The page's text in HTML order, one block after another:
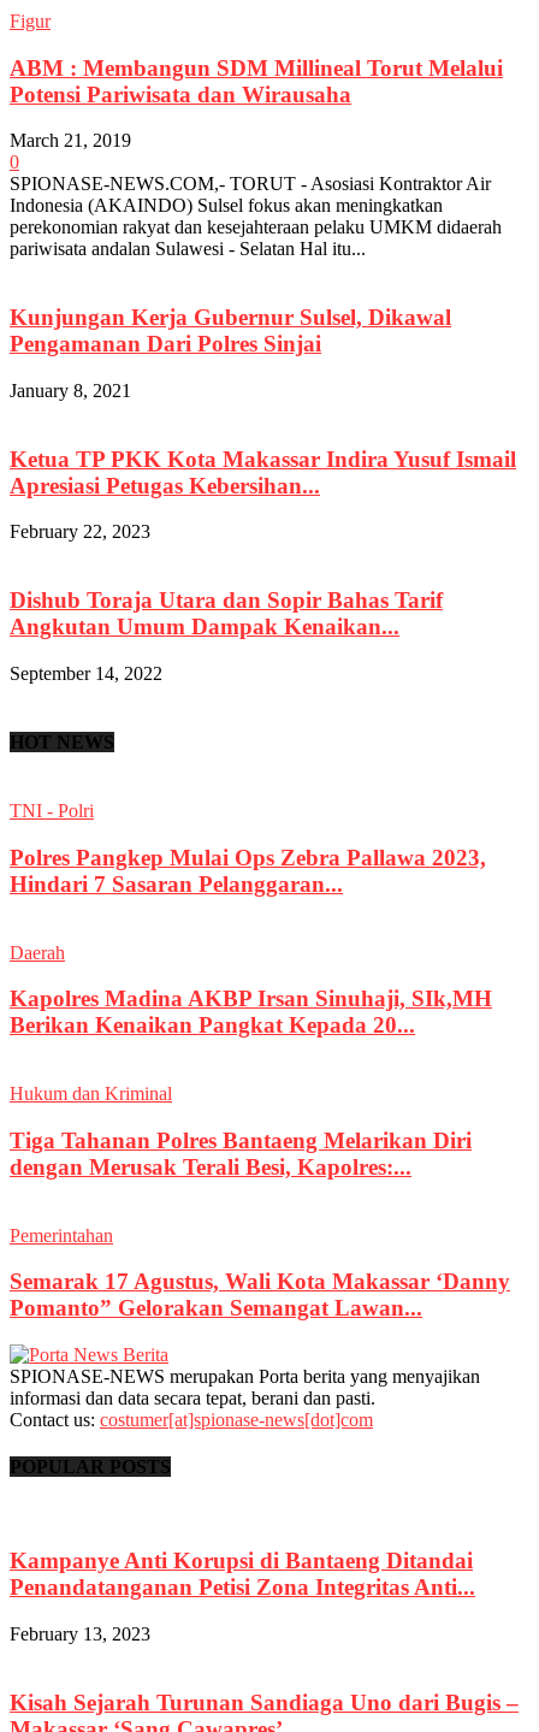
Figur
ABM : Membangun SDM Millineal Torut Melalui
Potensi Pariwisata dan Wirausaha
March 21, 2019
0
SPIONASE-NEWS.COM,- TORUT - Asosiasi Kontraktor Air
Indonesia (AKAINDO) Sulsel fokus akan meningkatkan
perekonomian rakyat dan kesejahteraan pelaku UMKM didaerah
pariwisata andalan Sulawesi - Selatan Hal itu...
Kunjungan Kerja Gubernur Sulsel, Dikawal
Pengamanan Dari Polres Sinjai
January 8, 2021
Ketua TP PKK Kota Makassar Indira Yusuf Ismail
Apresiasi Petugas Kebersihan...
February 22, 2023
Dishub Toraja Utara dan Sopir Bahas Tarif
Angkutan Umum Dampak Kenaikan...
September 14, 2022
HOT NEWS
TNI - Polri
Polres Pangkep Mulai Ops Zebra Pallawa 2023,
Hindari 7 Sasaran Pelanggaran...
Daerah
Kapolres Madina AKBP Irsan Sinuhaji, SIk,MH
Berikan Kenaikan Pangkat Kepada 20...
Hukum dan Kriminal
Tiga Tahanan Polres Bantaeng Melarikan Diri
dengan Merusak Terali Besi, Kapolres:...
Pemerintahan
Semarak 17 Agustus, Wali Kota Makassar ‘Danny
Pomanto” Gelorakan Semangat Lawan...
SPIONASE-NEWS merupakan Porta berita yang menyajikan
informasi dan data secara tepat, berani dan pasti.
Contact us: costumer[at]spionase-news[dot]com
POPULAR POSTS
Kampanye Anti Korupsi di Bantaeng Ditandai
Penandatanganan Petisi Zona Integritas Anti...
February 13, 2023
Kisah Sejarah Turunan Sandiaga Uno dari Bugis –